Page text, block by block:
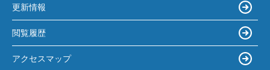
更新情報
閲覧履歴
アクセスマップ